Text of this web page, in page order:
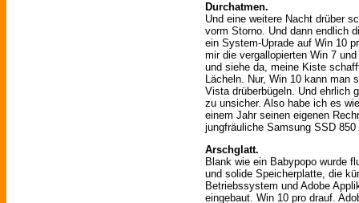
Durchatmen.
Und eine weitere Nacht drüber
vorm Storno. Und dann endlich
ein System-Uprade auf Win 10
mir die vergallopierten Win 7
und siehe da, meine Kiste
Lächeln. Nur, Win 10 kann man
Vista drüberbügeln. Und ehrlich
zu unsicher. Also habe ich es
einem Jahr seinen eigenen
jungfräuliche Samsung SSD
Arschglatt.
Blank wie ein Babypopo wurde
und solide Speicherplatte, die
Betriebssystem und Adobe
eingebaut. Win 10 pro drauf.